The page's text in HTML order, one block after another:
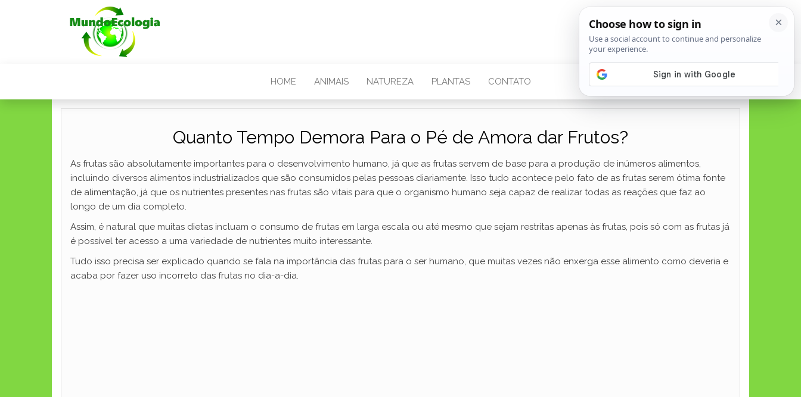
HOME ANIMAIS NATUREZA PLANTAS CONTATO
Quanto Tempo Demora Para o Pé de Amora dar Frutos?
As frutas são absolutamente importantes para o desenvolvimento humano, já que as frutas servem de base para a produção de inúmeros alimentos,
incluindo diversos alimentos industrializados que são consumidos pelas pessoas diariamente. Isso tudo acontece pelo fato de as frutas serem ótima fonte
de alimentação, já que os nutrientes presentes nas frutas são vitais para que o organismo humano seja capaz de realizar todas as reações que faz ao
longo de um dia completo.
Assim, é natural que muitas dietas incluam o consumo de frutas em larga escala ou até mesmo que sejam restritas apenas às frutas, pois só com as frutas já
é possível ter acesso a uma variedade de nutrientes muito interessante.
Tudo isso precisa ser explicado quando se fala na importância das frutas para o ser humano, que muitas vezes não enxerga esse alimento como deveria e
acaba por fazer uso incorreto das frutas no dia-a-dia.